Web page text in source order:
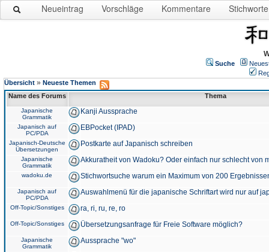
Neueintrag Vorschläge Kommentare Stichworte
Suche
Übersicht » Neueste Themen
Name des Forums
Thema
Japanische
Grammatik
Kanji Aussprache
Japanisch auf
PC/PDA
EBPocket (IPAD)
Japanisch-Deutsche
Übersetzungen
Postkarte auf Japanisch schreiben
Japanische
Grammatik
Akkuratheit von Wadoku? Oder einfach nur schlecht von
wadoku.de Stichwortsuche warum ein Maximum von 200
Japanisch auf
PC/PDA
Auswahlmenü für die japanische Schriftart wird nur auf
Off-Topic/Sonstiges ra, ri, ru, re, ro
Off-Topic/Sonstiges Übersetzungsanfrage für Freie Software möglich?
Japanische
Grammatik
Aussprache "wo"